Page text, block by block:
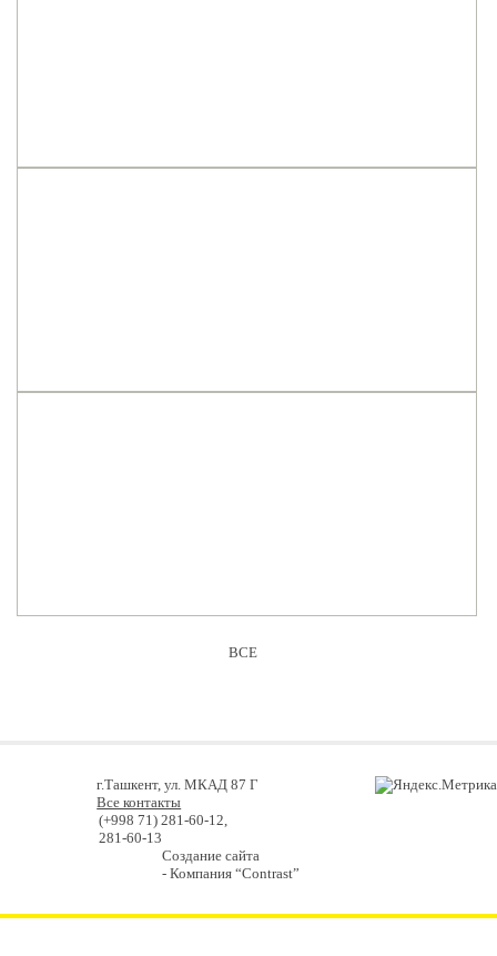
ВСЕ
г.Ташкент, ул. МКАД 87 Г
Все контакты
(+998 71) 281-60-12,
281-60-13
Создание сайта
- Компания “Contrast”